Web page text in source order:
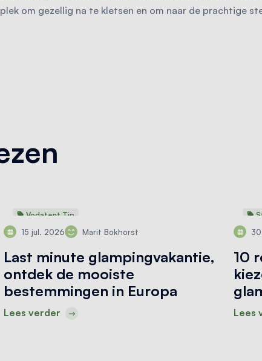
om gezellig na te kletsen en om naar de prachtige
Vodatent Tip
15 jul. 2026 Marit Bokhorst
Last minute glampingvakantie,
ontdek de mooiste
bestemmingen in Europa
Lees verder
10
Lees